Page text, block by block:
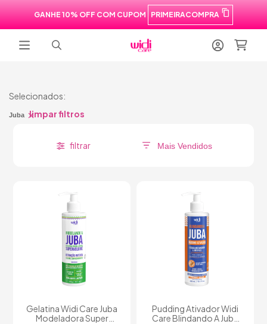
GANHE 10% OFF COM CUPOM PRIMEIRACOMPRA
Selecionados:
Juba limpar filtros
filtrar
Gelatina Widi Care Juba
Modeladora Super
Pudding Ativador Widi
Care Blindando A Juba